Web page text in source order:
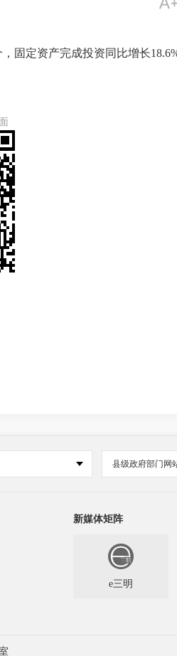
固定资产完成投资同比增长18.6
县级政府部门网
新媒体矩阵
e三明